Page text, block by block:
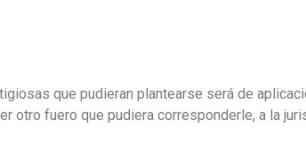
que pudieran plantearse será de
otro fuero que pudiera corresponderle, a la